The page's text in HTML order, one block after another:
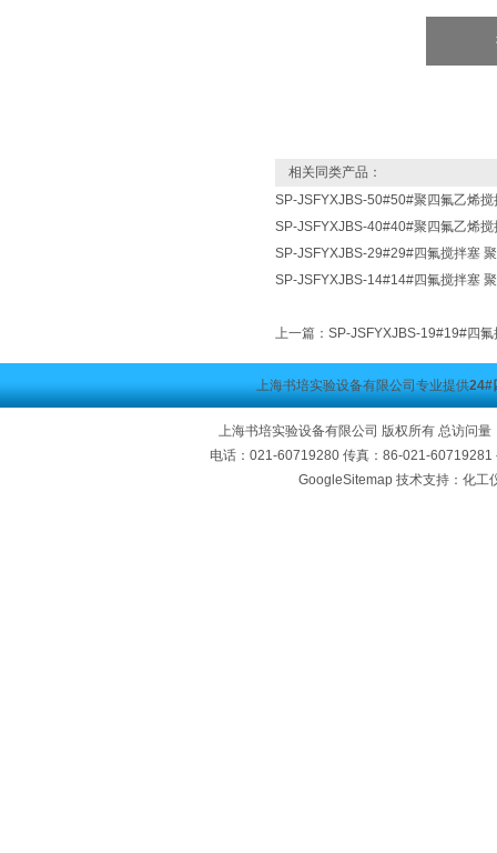
相关同类产品：
SP-JSFYXJBS-50#50#聚四氟乙烯
SP-JSFYXJBS-40#40#聚四氟乙烯
SP-JSFYXJBS-29#29#四氟搅拌塞
SP-JSFYXJBS-14#14#四氟搅拌塞
上一篇： SP-JSFYXJBS-19#19#四
上海书培实验设备有限公司专业提供24#
上海书培实验设备有限公司 版权所有 总访问量
电话：021-60719280 传真：86-021-
GoogleSitemap技术支持：化工